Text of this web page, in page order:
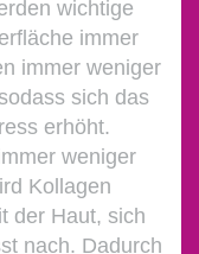
wichtige
immer
immer weniger
sich das
erhöht.
weniger
Kollagen
der Haut, sich
nach. Dadurch